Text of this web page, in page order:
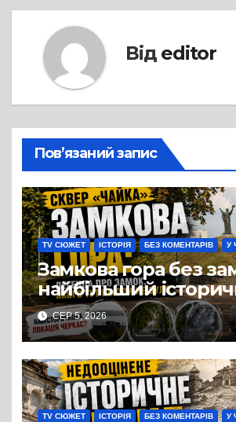
Від editor
Пов’язаний запис
TV СЮЖЕТ ІСТОРІЯ БЕЗ КОМЕНТАРІВ У
Замкова гора без
найбільший
Черкас
СЕР 5, 2026
TV СЮЖЕТ ІСТОРІЯ БЕЗ КОМЕНТАРІВ У